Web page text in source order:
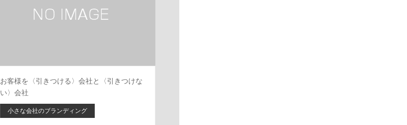
お客様を〈引きつける〉会社と〈引きつけな
い〉会社
小さな会社のブランディング